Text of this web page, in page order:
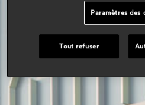
Paramètres des
Tout refuser